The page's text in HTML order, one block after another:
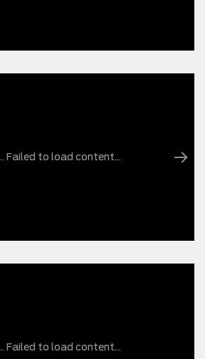
Failed to load content...
Failed to load content...
Failed to load content...